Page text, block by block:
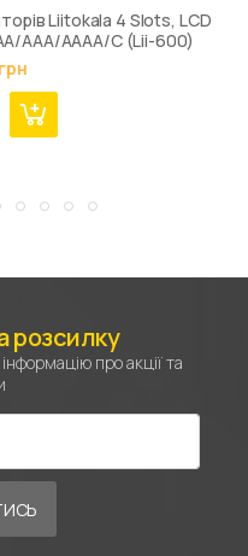
Liitokala 4 Slots, LCD
ААA/AAAA/С (Lii-600)
розсилку
про акції та